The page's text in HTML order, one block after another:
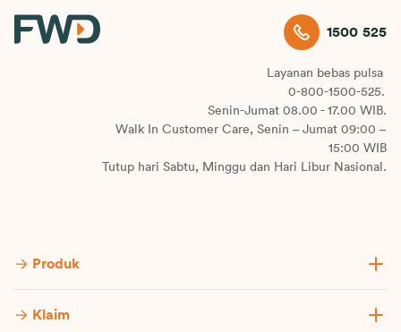
1500 525
Layanan bebas pulsa
0-800-1500-525.
Senin-Jumat 08.00 - 17.00 WIB.
Walk In Customer Care, Senin – Jumat 09:00 –
15:00 WIB
Tutup hari Sabtu, Minggu dan Hari Libur Nasional.
Produk
Klaim